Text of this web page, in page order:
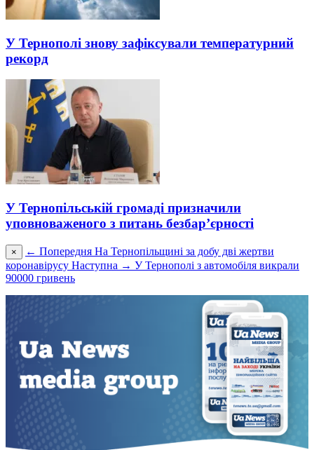
У Тернополі знову зафіксували температурний
рекорд
У Тернопільській громаді призначили
уповноваженого з питань безбар’єрності
× ← Попередня На Тернопільщині за добу дві жертви
коронавірусу Наступна → У Тернополі з автомобіля викрали
90000 гривень